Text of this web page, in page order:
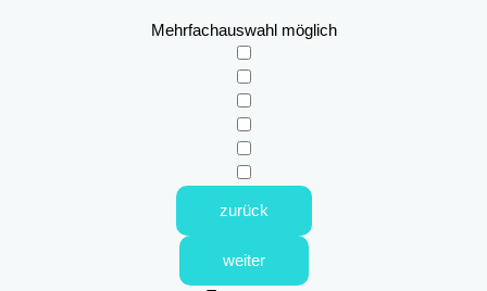
Mehrfachauswahl möglich
zurück
weiter